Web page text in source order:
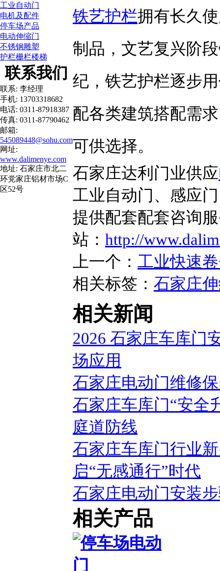
工业自动门
电机及配件
停车场产品
电动伸缩门
不锈钢雕塑
护栏栅栏楼梯
联系我们
联系: 李经理
手机: 13703318682
电话: 0311-87918387
传真: 0311-87790462
邮箱:
545089448@sohu.com
网址:
www.dalimenye.com
地址: 石家庄市北二
环党家庄铝材市场C
区52号
铁艺护栏拥有长久
制品，文艺复兴阶
纪，铁艺护栏逐步
配各类建筑搭配需
可供选择。
石家庄达利门业供应
工业自动门、感应
提供配套配套咨询
站： http://
上一个： 工业快速
相关标签： 石家庄
相关新闻
2026 石家庄车库门
场应用
石家庄电动门维修
石家庄车库门“安全
庭道防线
石家庄车库门行业
启“无感通行”时代
石家庄电动门安装
相关产品